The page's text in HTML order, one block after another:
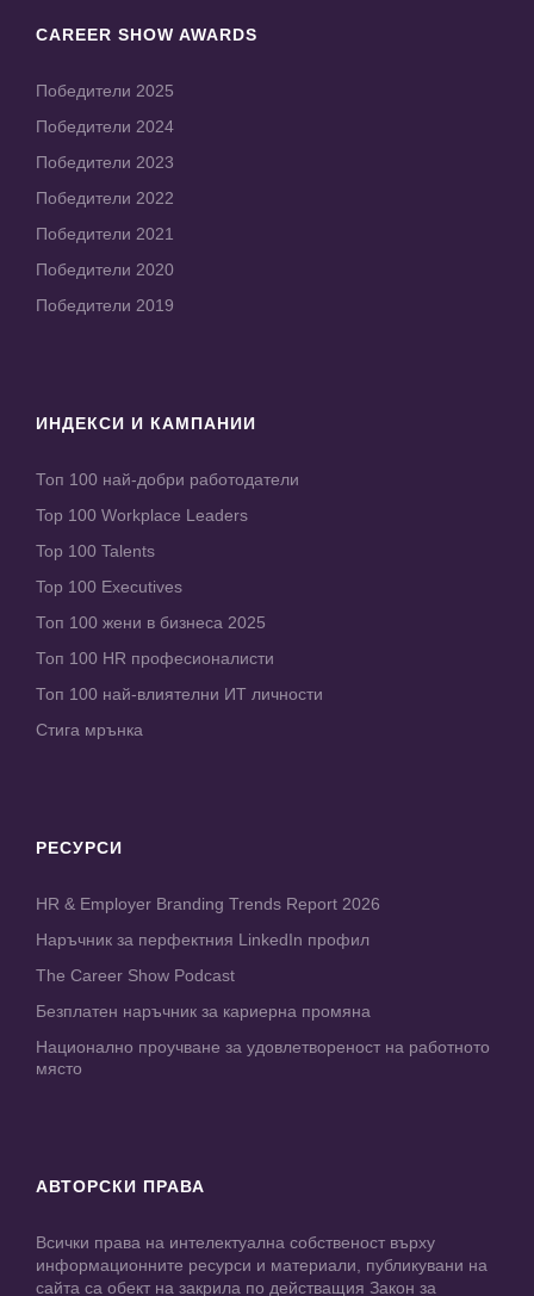
CAREER SHOW AWARDS
Победители 2025
Победители 2024
Победители 2023
Победители 2022
Победители 2021
Победители 2020
Победители 2019
ИНДЕКСИ И КАМПАНИИ
Топ 100 най-добри работодатели
Top 100 Workplace Leaders
Top 100 Talents
Top 100 Executives
Топ 100 жени в бизнеса 2025
Топ 100 HR професионалисти
Топ 100 най-влиятелни ИТ личности
Стига мрънка
РЕСУРСИ
HR & Employer Branding Trends Report 2026
Наръчник за перфектния LinkedIn профил
The Career Show Podcast
Безплатен наръчник за кариерна промяна
Национално проучване за удовлетвореност на работното
място
АВТОРСКИ ПРАВА
Всички права на интелектуална собственост върху
информационните ресурси и материали, публикувани на
сайта са обект на закрила по действащия Закон за